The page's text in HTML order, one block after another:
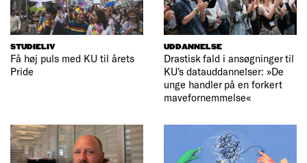
STUDIELIV
Få høj puls med KU til årets
Pride
UDDANNELSE
Drastisk fald i ansøgninger til
KU's datauddannelser: »De
unge handler på en forkert
mavefornemmelse«